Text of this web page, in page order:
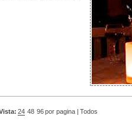
24 48 96por pagina | Todos